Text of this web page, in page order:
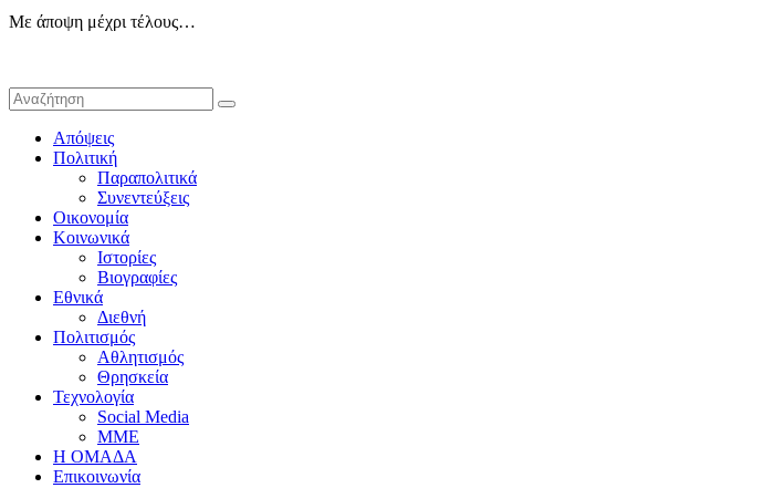
Με άποψη μέχρι τέλους…
Απόψεις
Πολιτική
Παραπολιτικά
Συνεντεύξεις
Οικονομία
Κοινωνικά
Ιστορίες
Βιογραφίες
Εθνικά
Διεθνή
Πολιτισμός
Αθλητισμός
Θρησκεία
Τεχνολογία
Social Media
ΜΜΕ
Η ΟΜΑΔΑ
Επικοινωνία